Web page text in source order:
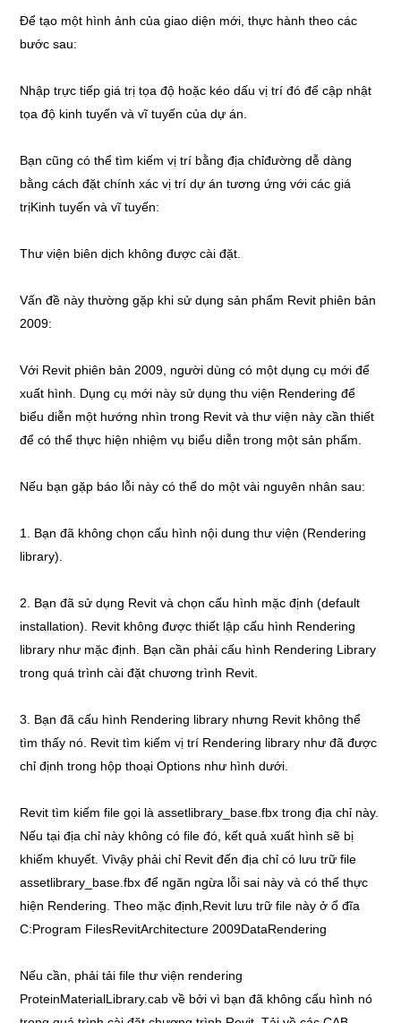
Để tạo một hình ảnh của giao diện mới, thực hành theo các
bước sau:
Nhập trực tiếp giá trị tọa độ hoặc kéo dấu vị trí đó để cập nhật
tọa độ kinh tuyến và vĩ tuyến của dự án.
Bạn cũng có thể tìm kiếm vị trí bằng địa chỉđường dễ dàng
bằng cách đặt chính xác vị trí dự án tương ứng với các giá
trịKinh tuyến và vĩ tuyến:
Thư viện biên dịch không được cài đặt.
Vấn đề này thường gặp khi sử dụng sản phẩm Revit phiên bản
2009:
Với Revit phiên bản 2009, người dùng có một dụng cụ mới để
xuất hình. Dụng cụ mới này sử dụng thu viện Rendering để
biểu diễn một hướng nhìn trong Revit và thư viện này cần thiết
để có thể thực hiện nhiệm vụ biểu diễn trong một sản phẩm.
Nếu bạn gặp báo lỗi này có thể do một vài nguyên nhân sau:
1. Bạn đã không chọn cấu hình nội dung thư viện (Rendering
library).
2. Bạn đã sử dụng Revit và chọn cấu hình mặc định (default
installation). Revit không được thiết lập cấu hình Rendering
library như mặc định. Bạn cần phải cấu hình Rendering Library
trong quá trình cài đặt chương trình Revit.
3. Bạn đã cấu hình Rendering library nhưng Revit không thể
tìm thấy nó. Revit tìm kiếm vị trí Rendering library như đã được
chỉ định trong hộp thoại Options như hình dưới.
Revit tìm kiếm file gọi là assetlibrary_base.fbx trong địa chỉ này.
Nếu tại địa chỉ này không có file đó, kết quả xuất hình sẽ bị
khiếm khuyết. Vìvậy phải chỉ Revit đến địa chỉ có lưu trữ file
assetlibrary_base.fbx để ngăn ngừa lỗi sai này và có thể thực
hiện Rendering. Theo mặc định,Revit lưu trữ file này ở ổ đĩa
C:Program FilesRevitArchitecture 2009DataRendering
Nếu cần, phải tải file thư viện rendering
ProteinMaterialLibrary.cab về bởi vì bạn đã không cấu hình nó